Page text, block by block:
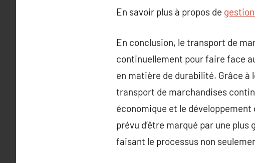
En savoir plus à propos de
En conclusion, le transport de
continuellement pour faire face
en matière de durabilité. Grâce à
transport de marchandises
économique et le
prévu d’être marqué par une
faisant le processus non